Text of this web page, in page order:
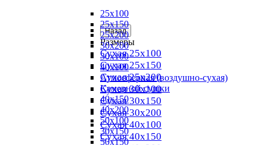
Назад
Размеры
Сухая 25х100
Сухая 25х150
Сухая 25х200
Сухая 30х100
Сухая 30х150
Сухая 30х200
Сухая 40х100
Сухая 40х150
25х100
25х150
25х200
30х200
30х100
40х100
Атмосферная (воздушно-сухая)
Камерной сушки
40х150
40х200
50х100
30х150
50х150